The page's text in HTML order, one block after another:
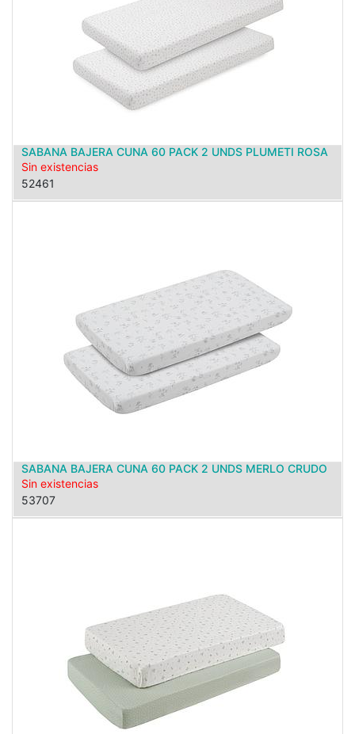
SABANA BAJERA CUNA 60 PACK 2 UNDS PLUMETI ROSA
Sin existencias
52461
SABANA BAJERA CUNA 60 PACK 2 UNDS MERLO CRUDO
Sin existencias
53707